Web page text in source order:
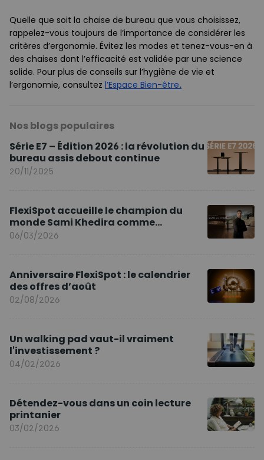
Quelle que soit la chaise de bureau que vous choisissez,
rappelez-vous toujours de l’importance de considérer les
critères d’ergonomie. Évitez les modes et tenez-vous-en à
des chaises dont l’efficacité est validée par une science
solide. Pour plus de conseils sur l’hygiène de vie et
l’ergonomie, consultez l’Espace Bien-être.
Nos blogs populaires
Série E7 – Édition 2026 : la révolution du
bureau assis debout continue
20/11/2025
FlexiSpot accueille le champion du
monde Sami Khedira comme
ambassadeur de la marque en Europe
06/03/2026
Anniversaire FlexiSpot : le calendrier
des offres d’août
02/08/2026
Un walking pad vaut-il vraiment
l'investissement ?
04/02/2026
Détendez-vous dans un coin lecture
printanier
03/02/2026